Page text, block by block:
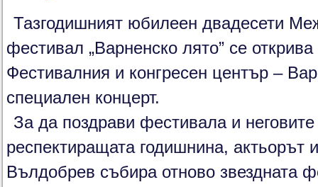
Тазгодишният юбилеен двадесети
фестивал „Варненско лято” се
Фестивалния и конгресен център –
специален концерт.
За да поздрави фестивала и неговите
респектиращата годишнина, актьорът
Вълдобрев събира отново звездната